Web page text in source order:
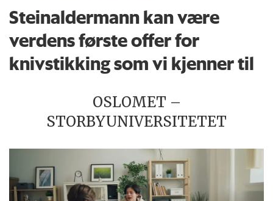
Steinaldermann kan være
verdens første offer for
knivstikking som vi kjenner til
OSLOMET –
STORBYUNIVERSITETET